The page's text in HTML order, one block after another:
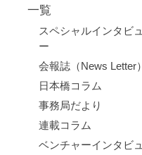
一覧
スペシャルインタビュ
ー
会報誌（News Letter）
日本橋コラム
事務局だより
連載コラム
ベンチャーインタビュ